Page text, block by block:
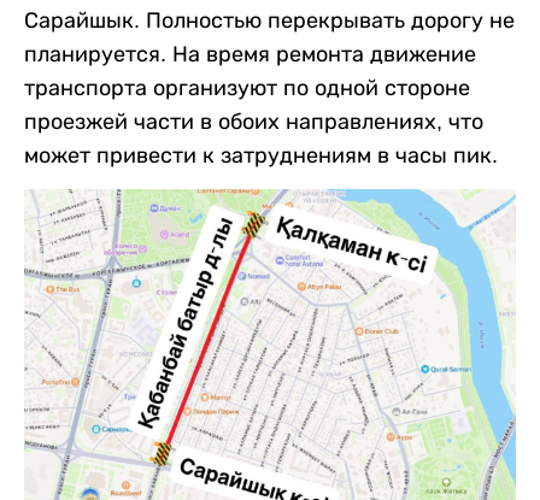
Сарайшык. Полностью перекрывать дорогу не
планируется. На время ремонта движение
транспорта организуют по одной стороне
проезжей части в обоих направлениях, что
может привести к затруднениям в часы пик.